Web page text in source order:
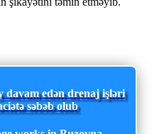
davam edən drenaj işləri
səbəb olub